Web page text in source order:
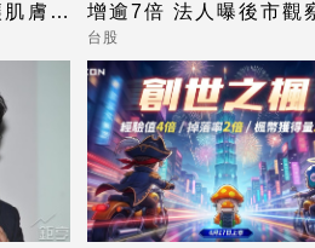
膚由
增逾7倍 法人曝後市觀
標
台股